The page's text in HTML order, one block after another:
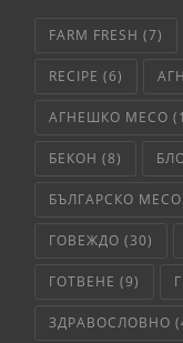
FARM FRESH (7)
RECIPE (6)
АГНЕШКО МЕСО
БЕКОН (8)
БЪЛГАРСКО МЕСО
ГОВЕЖДО (30)
ГОТВЕНЕ (9)
ЗДРАВОСЛОВНО